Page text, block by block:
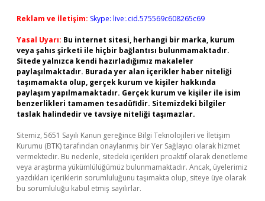
Reklam ve İletişim: Skype: live:.cid.575569c608265c69
Yasal Uyarı: Bu internet sitesi, herhangi bir marka, kurum
veya şahıs şirketi ile hiçbir bağlantısı bulunmamaktadır.
Sitede yalnızca kendi hazırladığımız makaleler
paylaşılmaktadır. Burada yer alan içerikler haber niteliği
taşımamakta olup, gerçek kurum ve kişiler hakkında
paylaşım yapılmamaktadır. Gerçek kurum ve kişiler ile isim
benzerlikleri tamamen tesadüfidir. Sitemizdeki bilgiler
taslak halindedir ve tavsiye niteliği taşımazlar.
Sitemiz, 5651 Sayılı Kanun gereğince Bilgi Teknolojileri ve İletişim
Kurumu (BTK) tarafından onaylanmış bir Yer Sağlayıcı olarak hizmet
vermektedir. Bu nedenle, sitedeki içerikleri proaktif olarak denetleme
veya araştırma yükümlülüğümüz bulunmamaktadır. Ancak, üyelerimiz
yazdıkları içeriklerin sorumluluğunu taşımakta olup, siteye üye olarak
bu sorumluluğu kabul etmiş sayılırlar.